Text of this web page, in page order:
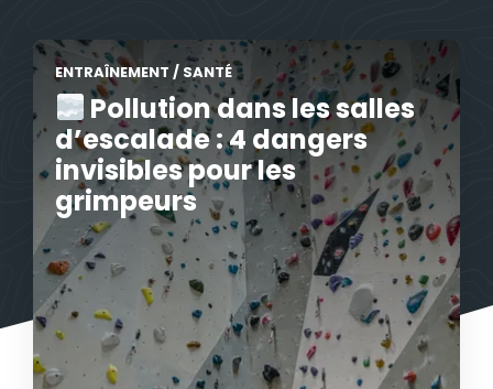
ENTRAÎNEMENT / SANTÉ
Pollution dans les salles
d’escalade : 4 dangers
invisibles pour les
grimpeurs